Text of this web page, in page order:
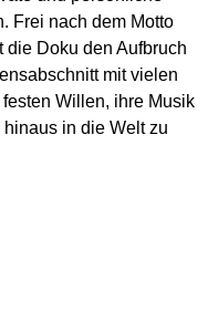
Frei nach dem Motto
die Doku den Aufbruch
mit vielen
Willen, ihre Musik
in die Welt zu